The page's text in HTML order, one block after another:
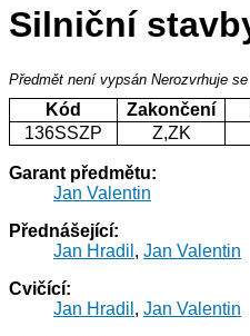
Silniční
Předmět není vypsán Nerozvrhuje se
Kód Zakončení
136SSZP
Z,ZK
Garant předmětu:
Jan Valentin
Přednášející:
Jan Hradil , Jan Valentin
Cvičící:
Jan Hradil , Jan Valentin